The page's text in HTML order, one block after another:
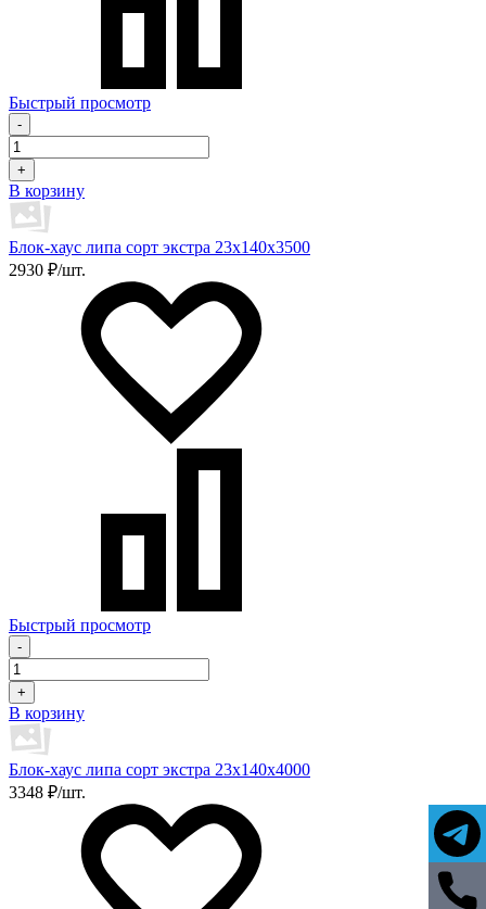
Быстрый просмотр
-
+
В корзину
Блок-хаус липа сорт экстра 23х140х3500
2930 ₽/шт.
Быстрый просмотр
-
+
В корзину
Блок-хаус липа сорт экстра 23х140х4000
3348 ₽/шт.